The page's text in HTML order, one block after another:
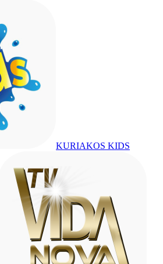
KURIAKOS KIDS